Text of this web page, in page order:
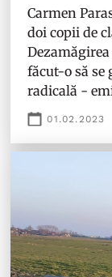
Carmen
doi copii de
făcut-o să se
radicală -
01.02.2023